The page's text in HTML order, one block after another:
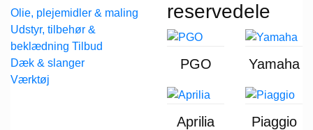
Olie, plejemidler & maling
Udstyr, tilbehør &
beklædning
Dæk & slanger
Værktøj
reservedele
PGO Yamaha
Aprilia Piaggio